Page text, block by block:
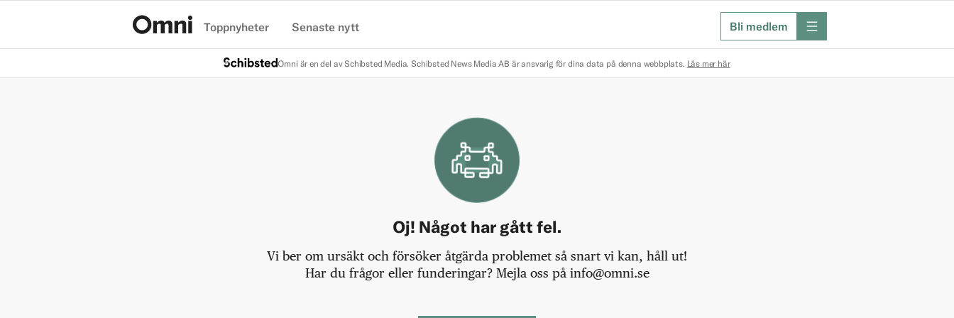
Toppnyheter Senaste nytt Bli medlem meny
Omni är en del av Schibsted Media. Schibsted News Media AB är ansvarig för dina data på denna webbplats. Läs mer här
Oj! Något har gått fel.
Vi ber om ursäkt och försöker åtgärda problemet så snart vi kan, håll ut!
Har du frågor eller funderingar? Mejla oss på info@omni.se